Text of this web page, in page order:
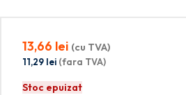
13,66 lei (cu TVA)
11,29 lei (fara TVA)
Stoc epuizat